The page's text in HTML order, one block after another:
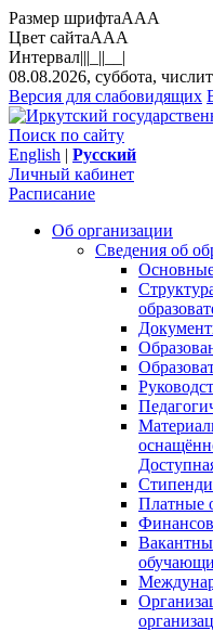
Размер шрифтаAAA
Цвет сайтаAAA
Интервал|||_||__|
08.08.2026, суббота,
Версия для слабовидящих
Поиск по сайту
English | Русский
Личный кабинет
Расписание
Об организации
Сведения об
Платные